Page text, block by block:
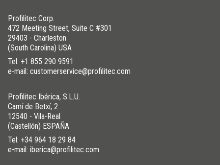
Profilitec Corp.
472 Meeting Street, Suite C #301
29403 - Charleston
(South Carolina) USA
Tel: +1 855 290 9591
e-mail: customerservice@profilitec.com
Profilitec Ibérica, S.L.U.
Camí de Betxí, 2
12540 - Vila-Real
(Castellón) ESPAÑA
Tel: +34 964 18 29 84
e-mail: iberica@profilitec.com